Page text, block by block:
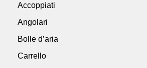
Accoppiati
Angolari
Bolle d’aria
Carrello